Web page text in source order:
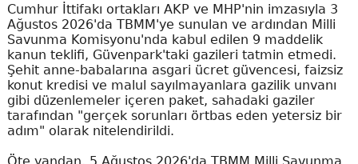
Cumhur İttifakı ortakları AKP ve MHP'nin imzasıyla 3
Ağustos 2026'da TBMM'ye sunulan ve ardından Milli
Savunma Komisyonu'nda kabul edilen 9 maddelik
kanun teklifi, Güvenpark'taki gazileri tatmin etmedi.
Şehit anne-babalarına asgari ücret güvencesi, faizsiz
konut kredisi ve malul sayılmayanlara gazilik unvanı
gibi düzenlemeler içeren paket, sahadaki gaziler
tarafından "gerçek sorunları örtbas eden yetersiz bir
adım" olarak nitelendirildi.
Öte yandan, 5 Ağustos 2026'da TBMM Milli Savunma